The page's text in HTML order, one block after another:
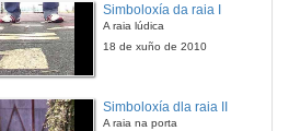
Simboloxía da raia I
A raia lúdica
18 de xuño de 2010
Simboloxía dla raia II
A raia na porta